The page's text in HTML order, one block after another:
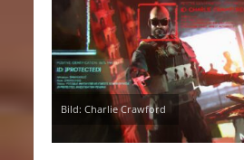
Bild: Charlie Crawford